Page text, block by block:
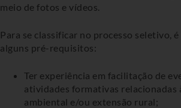
meio de fotos e vídeos.
Para se classificar no processo seletivo,
alguns pré-requisitos:
Ter experiência em facilitação de
atividades formativas relacionadas
ambiental e/ou extensão rural;